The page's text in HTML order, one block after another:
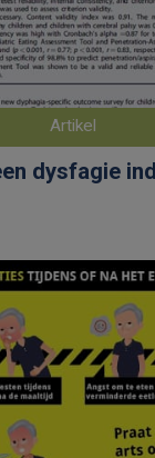
Artikel
dysfagie